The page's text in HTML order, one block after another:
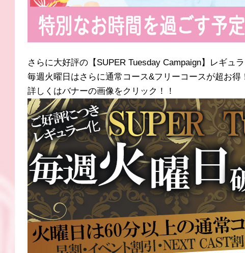
さらに大好評の【SUPER Tuesday Campaign】レギュ
毎週火曜日はさらに通常コース&フリーコースが超お得
詳しくはバナーの画像をクリック！！